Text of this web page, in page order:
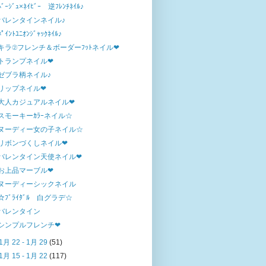
ﾞｰｼﾞｭ×ﾈｲﾋﾞｰ 逆ﾌﾚﾝﾁﾈｲﾙ♪
レンタインネイル♪
ｲﾝﾄﾕﾆｵﾝｼﾞｬｯｸﾈｲﾙ♪
ラ②フレンチ＆ボーダーﾌｯﾄネイル❤
ランプネイル❤
ブラ柄ネイル♪
ップネイル❤
人カジュアルネイル❤
モーキーｶﾗｰネイル☆
ーディー女の子ネイル☆
ボンづくしネイル❤
レンタイン天使ネイル❤
上品マーブル❤
ーディーシックネイル
ﾌﾞﾗｲﾀﾞﾙ 白グラデ☆
レンタイン
ンプルフレンチ❤
月 22 - 1月 29(51)
月 15 - 1月 22(117)